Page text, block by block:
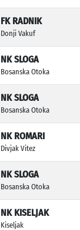
FK RADNIK
Donji Vakuf
NK SLOGA
Bosanska Otoka
NK SLOGA
Bosanska Otoka
NK ROMARI
Divjak Vitez
NK SLOGA
Bosanska Otoka
NK KISELJAK
Kiseljak